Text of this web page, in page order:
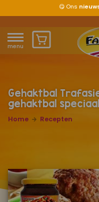
😋 Ons
menu
Waar ben
Mijn
Gehaktbal
gehaktbal
Home Recepten